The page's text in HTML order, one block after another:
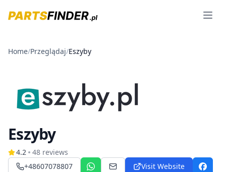
Open
Home/Przeglądaj/Eszyby
Eszyby
4.2 48 reviews
+48607078807
Visit Website